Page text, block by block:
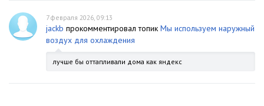
7 февраля 2026, 09:13
jackb прокомментировал топик Мы используем наружный
воздух для охлаждения
лучше бы оттапливали дома как яндекс